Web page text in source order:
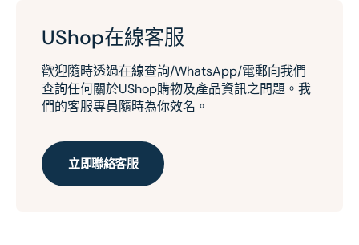
UShop在線客服
歡迎隨時透過在線查詢/WhatsApp/電郵向我們
查詢任何關於UShop購物及產品資訊之問題。我
們的客服專員隨時為你效名。
立即聯絡客服